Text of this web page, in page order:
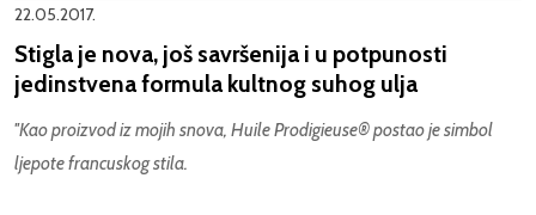
22.05.2017.
Stigla je nova, još savršenija i u potpunosti
jedinstvena formula kultnog suhog ulja
''Kao proizvod iz mojih snova, Huile Prodigieuse®postao je simbol
ljepote francuskog stila.